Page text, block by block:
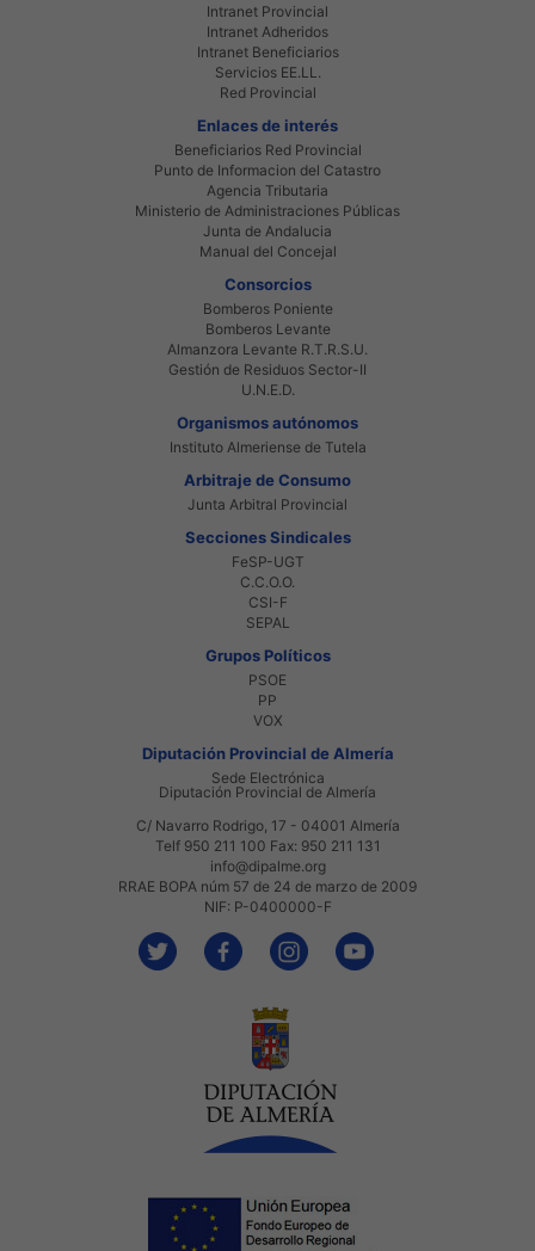
Intranet Provincial
Intranet Adheridos
Intranet Beneficiarios
Servicios EE.LL.
Red Provincial
Enlaces de interés
Beneficiarios Red Provincial
Punto de Informacion del Catastro
Agencia Tributaria
Ministerio de Administraciones Públicas
Junta de Andalucia
Manual del Concejal
Consorcios
Bomberos Poniente
Bomberos Levante
Almanzora Levante R.T.R.S.U.
Gestión de Residuos Sector-II
U.N.E.D.
Organismos autónomos
Instituto Almeriense de Tutela
Arbitraje de Consumo
Junta Arbitral Provincial
Secciones Sindicales
FeSP-UGT
C.C.O.O.
CSI-F
SEPAL
Grupos Políticos
PSOE
PP
VOX
Diputación Provincial de Almería
Sede Electrónica
Diputación Provincial de Almería
C/ Navarro Rodrigo, 17 - 04001 Almería
Telf 950 211 100 Fax: 950 211 131
info@dipalme.org
RRAE BOPA núm 57 de 24 de marzo de 2009
NIF: P-0400000-F